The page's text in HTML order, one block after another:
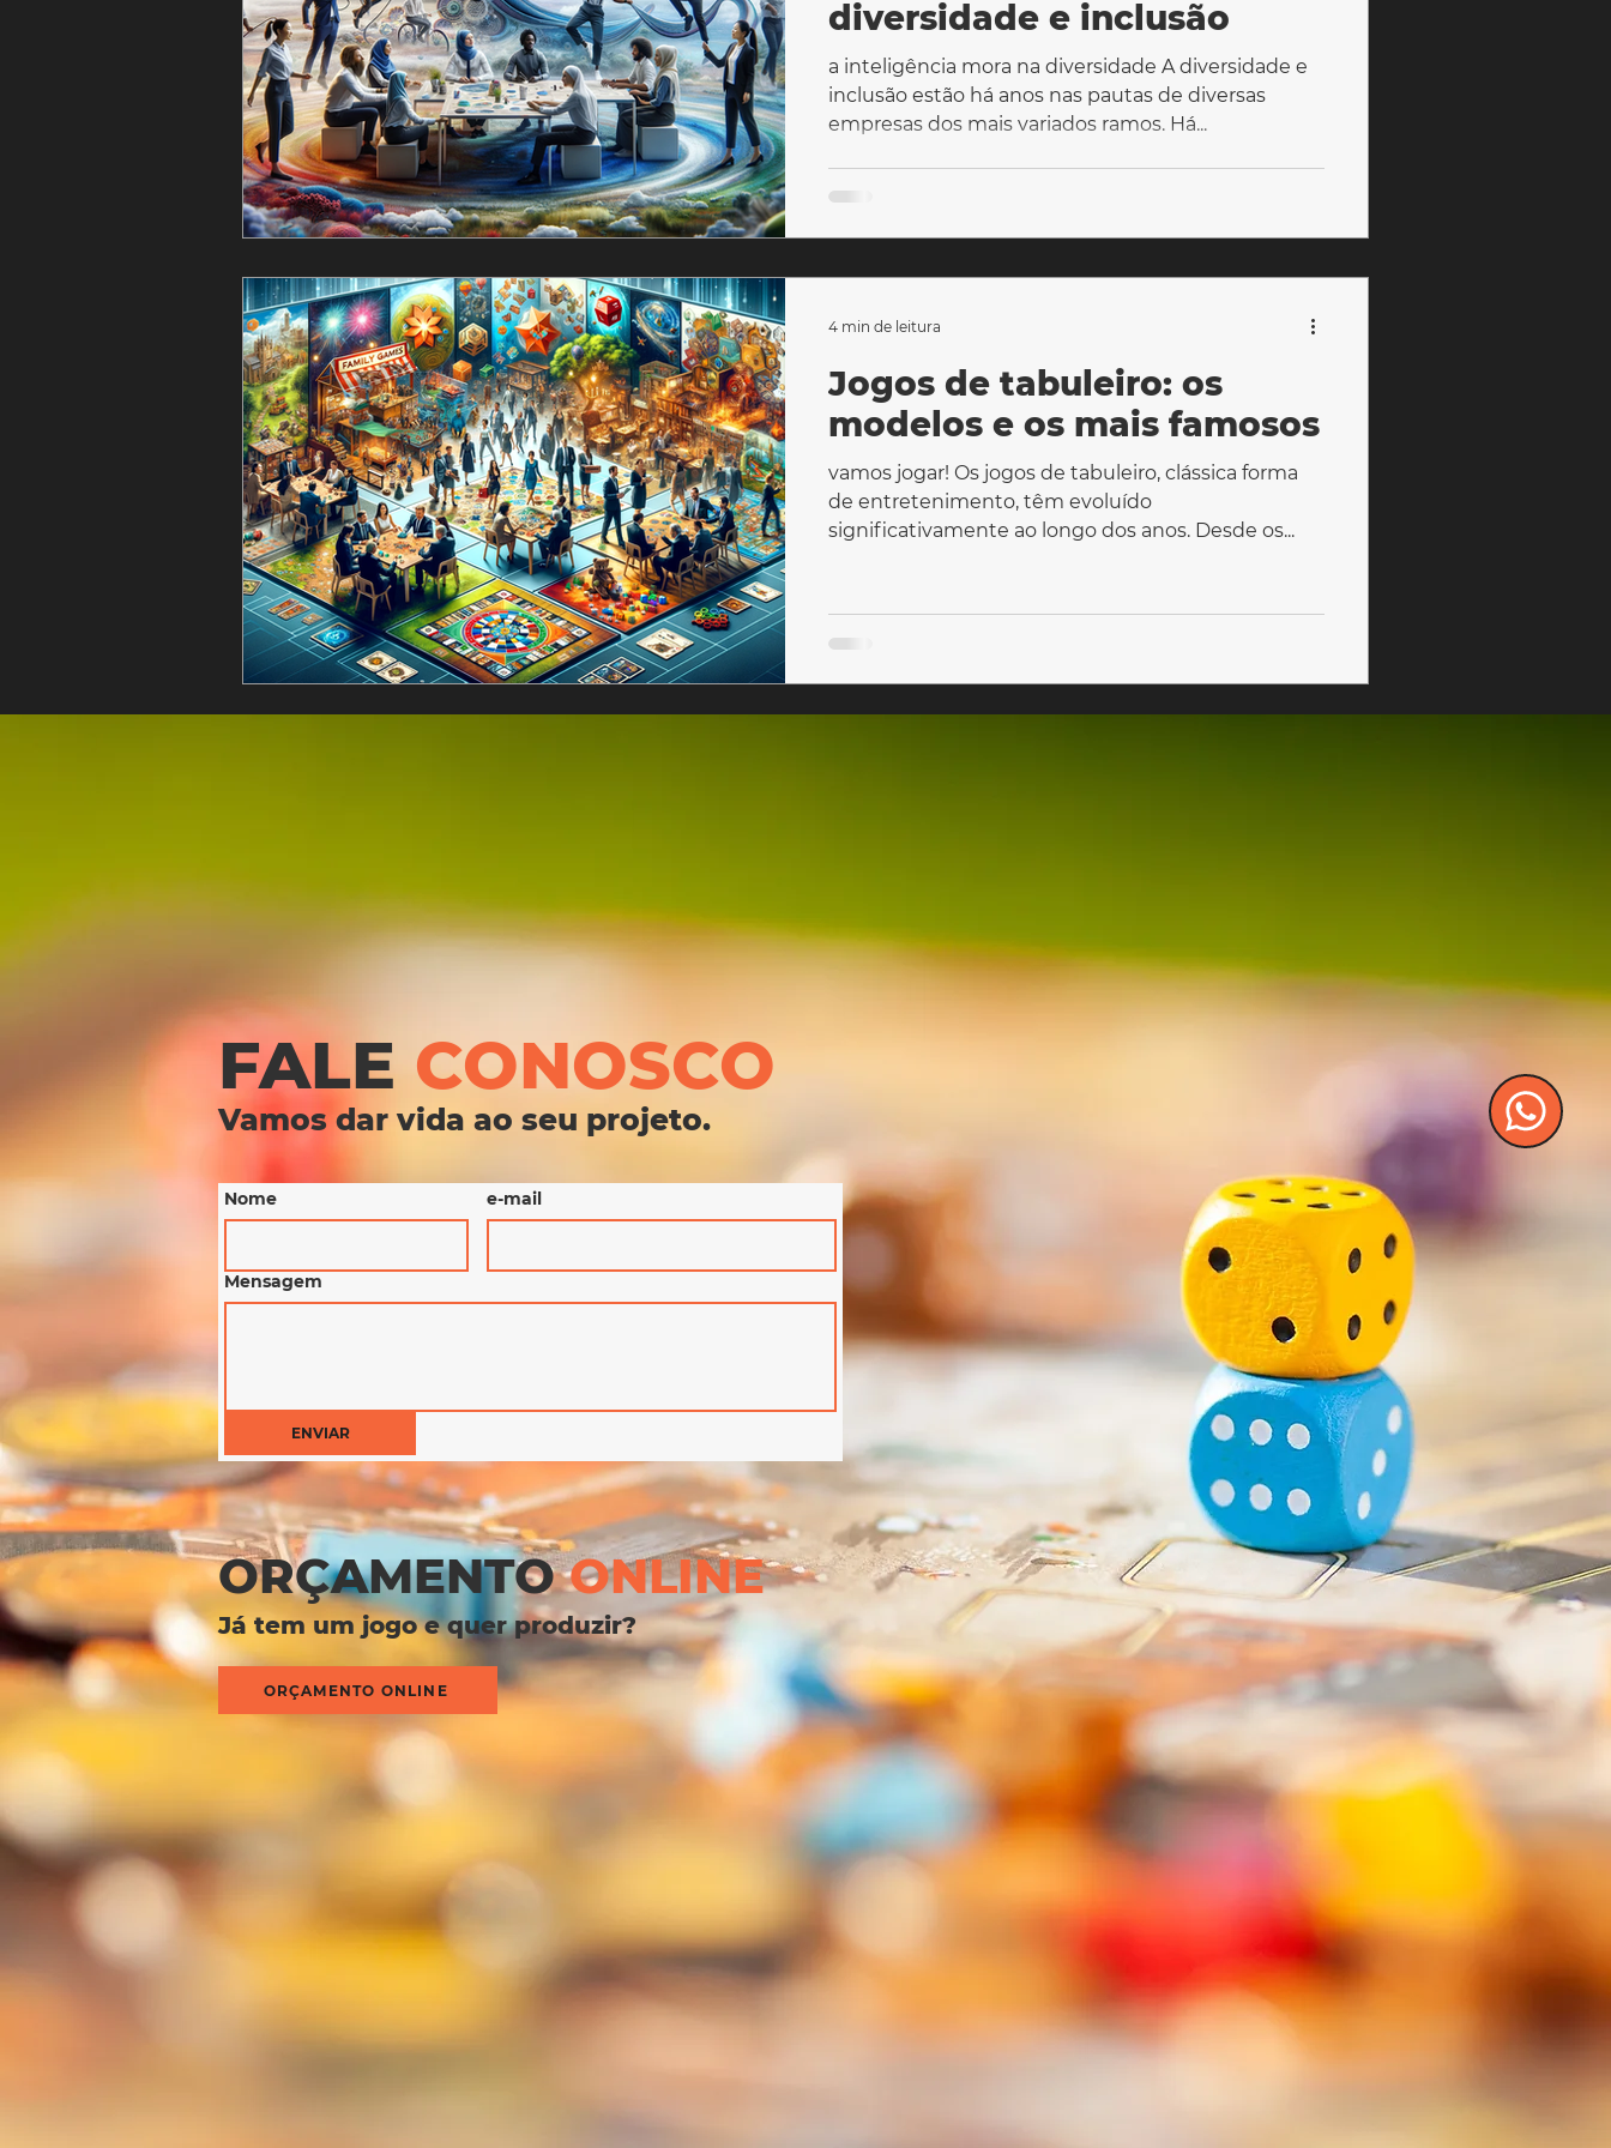
diversidade e inclusão
a inteligência mora na diversidade A diversidade e
inclusão estão há anos nas pautas de diversas
empresas dos mais variados ramos. Há...
Jogos de tabuleiro: os
modelos e os mais famosos
vamos jogar! Os jogos de tabuleiro, clássica forma
de entretenimento, têm evoluído
significativamente ao longo dos anos. Desde os...
4 min de leitura
FALECONOSCO
Vamos dar vida ao seu projeto.
Nome e-mail
Mensagem
ENVIAR
ORÇAMENTOONLINE
Já tem um jogo e quer produzir?
ORÇAMENTO ONLINE